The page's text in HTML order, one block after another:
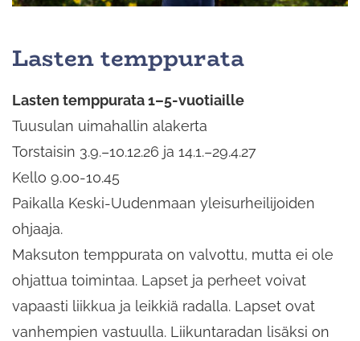
Lasten temppurata
Lasten temppurata 1–5-vuotiaille
Tuusulan uimahallin alakerta
Torstaisin 3.9.–10.12.26 ja 14.1.–29.4.27
Kello 9.00-10.45
Paikalla Keski-Uudenmaan yleisurheilijoiden
ohjaaja.
Maksuton temppurata on valvottu, mutta ei ole
ohjattua toimintaa. Lapset ja perheet voivat
vapaasti liikkua ja leikkiä radalla. Lapset ovat
vanhempien vastuulla. Liikuntaradan lisäksi on